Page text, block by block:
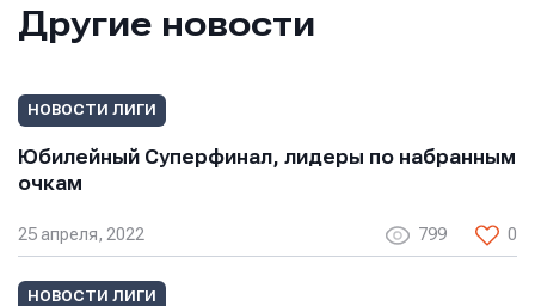
Другие новости
НОВОСТИ ЛИГИ
Юбилейный Суперфинал, лидеры по набранным
очкам
25 апреля, 2022 799 0
НОВОСТИ ЛИГИ
Имя
Имя
Имя
E-mail